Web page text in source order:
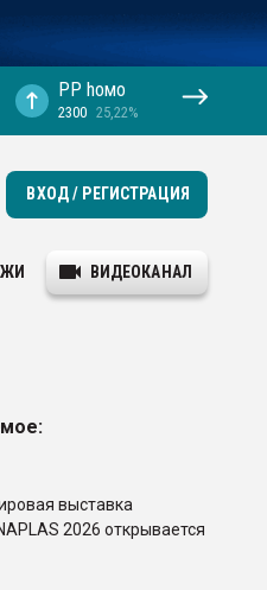
PP hомо
2300 25,22%
ВХОД / РЕГИСТРАЦИЯ
ВИДЕОКАНАЛ
выставка
2026 открывается